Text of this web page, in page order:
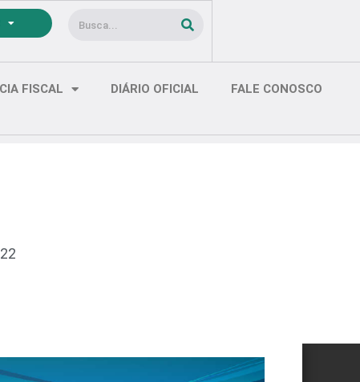
Pesquisar
FISCAL DIÁRIO OFICIAL FALE CONOSCO